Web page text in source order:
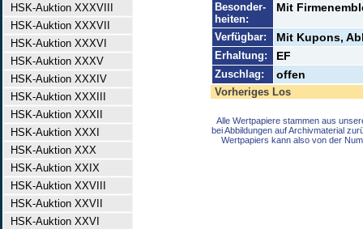
HSK-Auktion XXXVIII
HSK-Auktion XXXVII
HSK-Auktion XXXVI
HSK-Auktion XXXV
HSK-Auktion XXXIV
HSK-Auktion XXXIII
HSK-Auktion XXXII
HSK-Auktion XXXI
HSK-Auktion XXX
HSK-Auktion XXIX
HSK-Auktion XXVIII
HSK-Auktion XXVII
HSK-Auktion XXVI
Besonder-
heiten:
Mit
Verfügbar: Mit Kupons,
Erhaltung: EF
Zuschlag: offen
Vorheriges Los
Alle Wertpapiere stammen aus
bei Abbildungen auf Archivmaterial
Wertpapiers kann also von der